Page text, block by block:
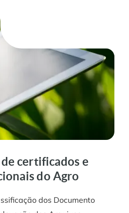
certificados e
do Agro
dos Documento